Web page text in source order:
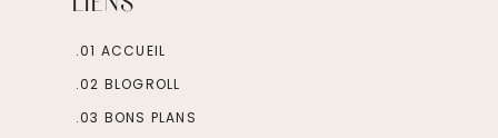
.01 ACCUEIL
.02 BLOGROLL
.03 BONS PLANS